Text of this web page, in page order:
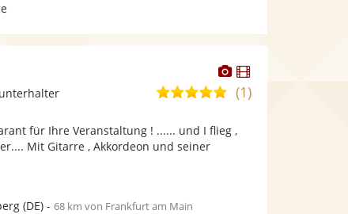
Dieser
Künstler
stellt
bereit.
Dieser
Künstler
5,0
5
(1)
für Ihre Veranstaltung ! ...... und I flieg ,
Mit Gitarre , Akkordeon und seiner
(DE)- 68 km von Frankfurt am Main